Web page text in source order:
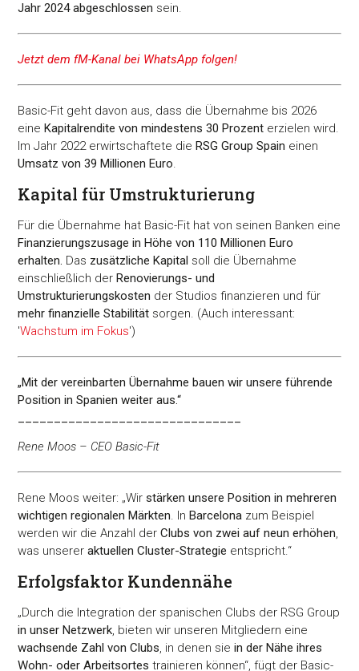
Jahr 2024 abgeschlossen sein.
Jetzt dem fM-Kanal bei WhatsApp folgen!
Basic-Fit geht davon aus, dass die Übernahme bis 2026
eine Kapitalrendite von mindestens 30 Prozent erzielen wird.
Im Jahr 2022 erwirtschaftete die RSG Group Spain einen
Umsatz von 39 Millionen Euro.
Kapital für Umstrukturierung
Für die Übernahme hat Basic-Fit hat von seinen Banken eine
Finanzierungszusage in Höhe von 110 Millionen Euro
erhalten. Das zusätzliche Kapital soll die Übernahme
einschließlich derRenovierungs- und
Umstrukturierungskosten der Studios finanzieren und für
mehr finanzielle Stabilität sorgen. (Auch interessant:
'Wachstum im Fokus')
„Mit der vereinbarten Übernahme bauen wir unsere führende
Position in Spanien weiter aus.“
Rene Moos – CEO Basic-Fit
Rene Moos weiter: „Wirstärken unsere Position in mehreren
wichtigen regionalen Märkten. InBarcelona zum Beispiel
werden wir die Anzahl derClubs von zwei auf neun erhöhen,
was unserer aktuellen Cluster-Strategie entspricht.“
Erfolgsfaktor Kundennähe
„Durch die Integration der spanischen Clubs der RSG Group
in unser Netzwerk , bieten wir unseren Mitgliedern eine
wachsende Zahl von Clubs , in denen siein der Nähe ihres
Wohn- oder Arbeitsortes trainieren können“, fügt der Basic-